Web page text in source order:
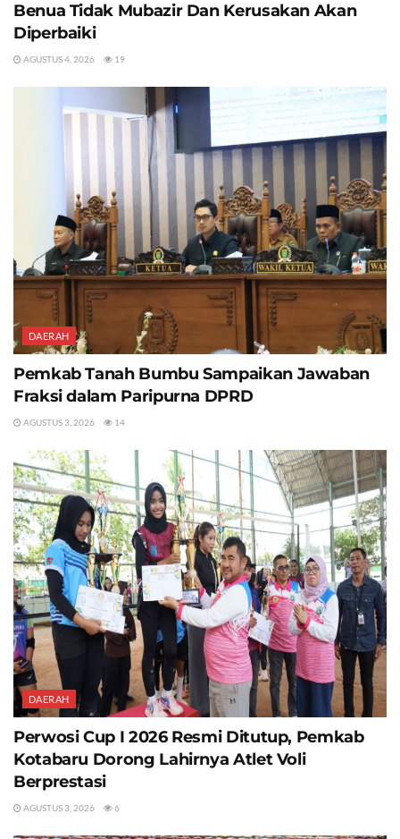
Benua Tidak Mubazir Dan Kerusakan Akan
Diperbaiki
AGUSTUS 4, 2026 19
DAERAH
Pemkab Tanah Bumbu Sampaikan Jawaban
Fraksi dalam Paripurna DPRD
AGUSTUS 3, 2026 14
DAERAH
Perwosi Cup I 2026 Resmi Ditutup, Pemkab
Kotabaru Dorong Lahirnya Atlet Voli
Berprestasi
AGUSTUS 3, 2026 6